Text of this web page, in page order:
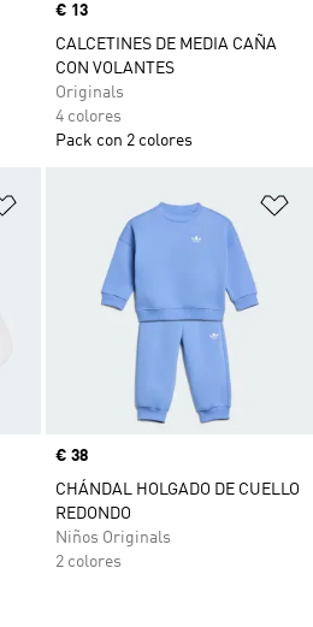
Precio
€ 13
CALCETINES DE MEDIA CAÑA
CON VOLANTES
Originals
4 colores
Pack con 2 colores
Añadir a la lista de deseos
Precio
€ 38
CHÁNDAL HOLGADO DE CUELLO
REDONDO
Niños Originals
2 colores